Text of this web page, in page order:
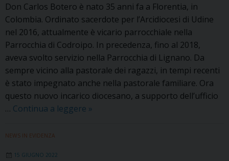
Don Carlos Botero è nato 35 anni fa a Florentia, in
Colombia. Ordinato sacerdote per l’Arcidiocesi di Udine
nel 2016, attualmente è vicario parrocchiale nella
Parrocchia di Codroipo. In precedenza, fino al 2018,
aveva svolto servizio nella Parrocchia di Lignano. Da
sempre vicino alla pastorale dei ragazzi, in tempi recenti
è stato impegnato anche nella pastorale familiare. Ora
questo nuovo incarico diocesano, a supporto dell’ufficio
… Continua a leggere Don
»
NEWS IN EVIDENZA
15 GIUGNO 2022